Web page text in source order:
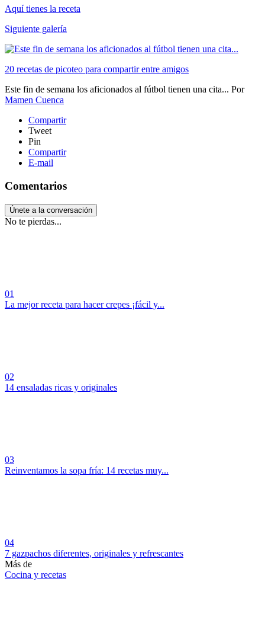
Aquí tienes la receta
Siguiente galería
20 recetas de picoteo para compartir entre amigos
Este fin de semana los aficionados al fútbol tienen una cita... Por
Mamen Cuenca
Compartir
Tweet
Pin
Compartir
E-mail
Comentarios
Únete a la conversación
No te pierdas...
01
La mejor receta para hacer crepes ¡fácil y...
02
14 ensaladas ricas y originales
03
Reinventamos la sopa fría: 14 recetas muy...
04
7 gazpachos diferentes, originales y refrescantes
Más de
Cocina y recetas